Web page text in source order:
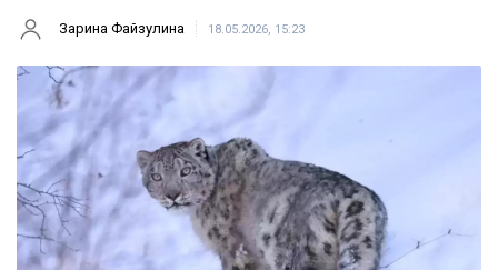
Зарина Файзулина 18.05.2026, 15:23